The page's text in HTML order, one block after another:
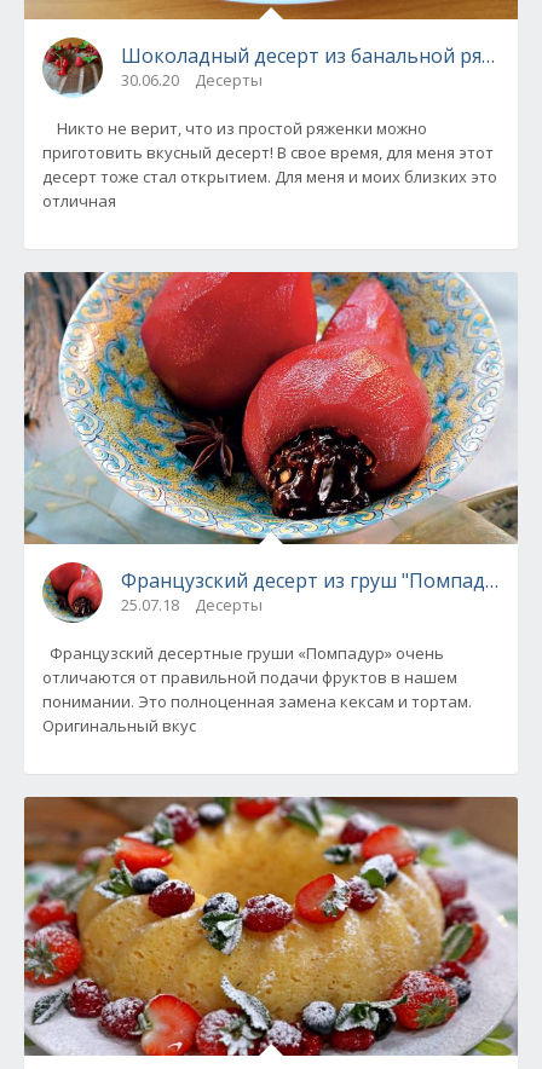
Шоколадный десерт из банальной ряженки
30.06.20 Десерты
Никто не верит, что из простой ряженки можно
приготовить вкусный десерт! В свое время, для меня этот
десерт тоже стал открытием. Для меня и моих близких это
отличная
Французский десерт из груш "Помпадур"
25.07.18 Десерты
Французский десертные груши «Помпадур» очень
отличаются от правильной подачи фруктов в нашем
понимании. Это полноценная замена кексам и тортам.
Оригинальный вкус